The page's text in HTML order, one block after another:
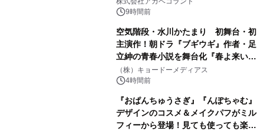
9時間前
空気階段・水川かたまり 初舞台・初
主演作！朝ドラ『ブギウギ』作者・足
立紳の青春小説を舞台化『春よ来い、
マジで来い』キービジュアル解禁！
（株）キョードーメディアス
4時間前
『おぱんちゅうさぎ』『んぽちゃむ』
デザインのコスメ＆メイクパフがミル
フィーから登場！見ても使っても楽し